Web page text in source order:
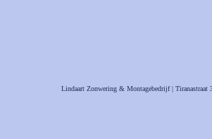
Lindaart Zonwering & Montagebedrijf |